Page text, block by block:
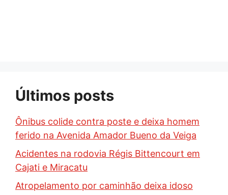
Últimos posts
Ônibus colide contra poste e deixa homem
ferido na Avenida Amador Bueno da Veiga
Acidentes na rodovia Régis Bittencourt em
Cajati e Miracatu
Atropelamento por caminhão deixa idoso